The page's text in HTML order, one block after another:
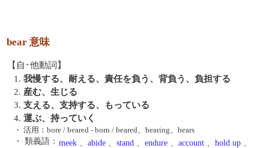
bear 意味
【自･他動詞】
1. 我慢する、耐える、責任を負う、背負う、負担する
2. 産む、生じる
3. 支える、支持する、もっている
4. 運ぶ、持っていく
・ 活用：bore / beared - born / beared、bearing、bears
・ 類義語： meek 、 abide 、 stand 、 endure 、 account 、 hold up 、